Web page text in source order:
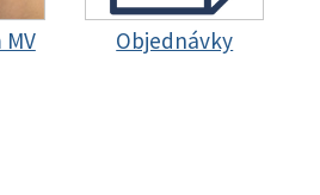
Objednávky